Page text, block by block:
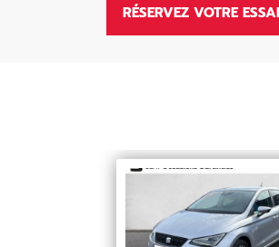
RÉSERVEZ VOTRE ESSAI